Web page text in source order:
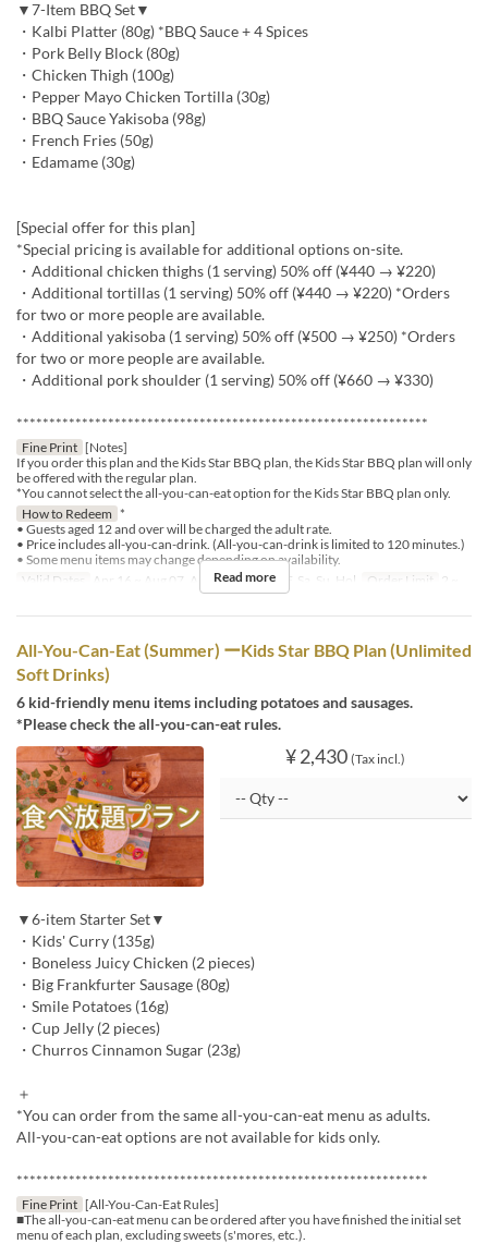
▼7-Item BBQ Set▼
・Kalbi Platter (80g) *BBQ Sauce + 4 Spices
・Pork Belly Block (80g)
・Chicken Thigh (100g)
・Pepper Mayo Chicken Tortilla (30g)
・BBQ Sauce Yakisoba (98g)
・French Fries (50g)
・Edamame (30g)
[Special offer for this plan]
*Special pricing is available for additional options on-site.
・Additional chicken thighs (1 serving) 50% off (¥440 → ¥220)
・Additional tortillas (1 serving) 50% off (¥440 → ¥220) *Orders
for two or more people are available.
・Additional yakisoba (1 serving) 50% off (¥500 → ¥250) *Orders
for two or more people are available.
・Additional pork shoulder (1 serving) 50% off (¥660 → ¥330)
***************************************************************
Fine Print [Notes]
If you order this plan and the Kids Star BBQ plan, the Kids Star BBQ plan will only
be offered with the regular plan.
*You cannot select the all-you-can-eat option for the Kids Star BBQ plan only.
How to Redeem *
• Guests aged 12 and over will be charged the adult rate.
• Price includes all-you-can-drink. (All-you-can-drink is limited to 120 minutes.)
• Some menu items may change depending on availability.
Valid Dates
Apr 16 ~ Aug 07, Aug 17 ~ Days F, Sa, Su, Hol Order Limit 2 ~
Read more
All-You-Can-Eat (Summer) ーKids Star BBQ Plan (Unlimited
Soft Drinks)
6 kid-friendly menu items including potatoes and sausages.
*Please check the all-you-can-eat rules.
¥ 2,430 (Tax incl.)
▼6-item Starter Set▼
・Kids' Curry (135g)
・Boneless Juicy Chicken (2 pieces)
・Big Frankfurter Sausage (80g)
・Smile Potatoes (16g)
・Cup Jelly (2 pieces)
・Churros Cinnamon Sugar (23g)
＋
*You can order from the same all-you-can-eat menu as adults.
All-you-can-eat options are not available for kids only.
***************************************************************
Fine Print [All-You-Can-Eat Rules]
■The all-you-can-eat menu can be ordered after you have finished the initial set
menu of each plan, excluding sweets (s'mores, etc.).